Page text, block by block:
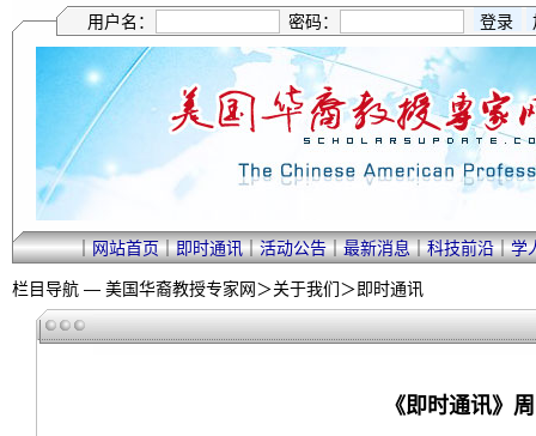
用户名： 密码：
｜网站首页｜即时通讯｜活动公告｜最新消息｜科技前沿｜学
栏目导航 — 美国华裔教授专家网＞关于我们＞即时通讯
《即时通讯》